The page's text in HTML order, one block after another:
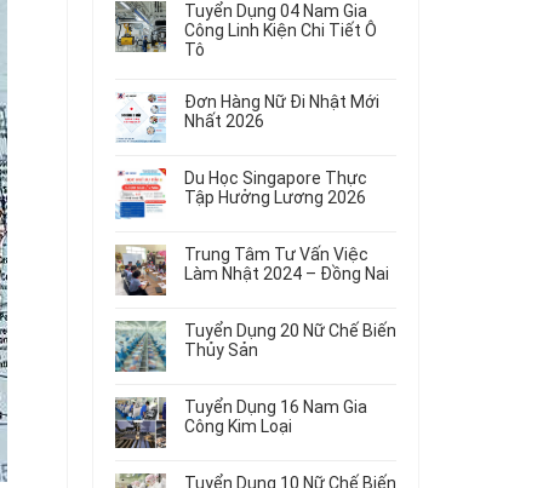
Tuyển Dụng 04 Nam Gia
Công Linh Kiện Chi Tiết Ô
Tô
có
bình
luận
Tuyển
Dụng
04
Gia
Công
Chi
Tiết
Đơn Hàng Nữ Đi Nhật Mới
Nhất 2026
có
bình
luận
Đơn
Hàng
Nữ
Nhật
Mới
Nhất
Du Học Singapore Thực
Tập Hưởng Lương 2026
có
bình
luận
Du
Học
Singapore
Tập
Hưởng
Lương
Trung Tâm Tư Vấn Việc
Làm Nhật 2024 – Đồng Nai
có
bình
luận
Trung
Tâm
Tư
Việc
Tuyển Dụng 20 Nữ Chế Biến
Thủy Sản
có
bình
luận
Tuyển
Tuyển Dụng 16 Nam Gia
Công Kim Loại
có
Tuyển Dụng 10 Nữ Chế Biến